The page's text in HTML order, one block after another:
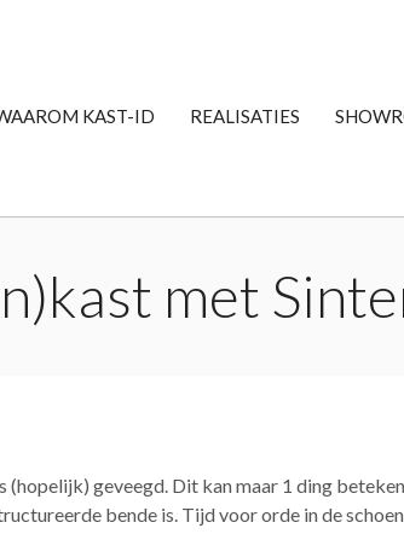
KAST-ID REALISATIES
met
geveegd. Dit kan maar 1 ding
bende is. Tijd voor orde in de